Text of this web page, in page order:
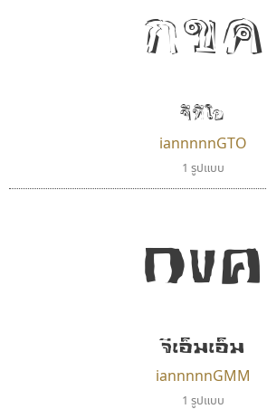
กขค
จีทีโอ
iannnnnGTO
1 รูปแบบ
กขค
จีเอ็มเอ็ม
iannnnnGMM
1 รูปแบบ